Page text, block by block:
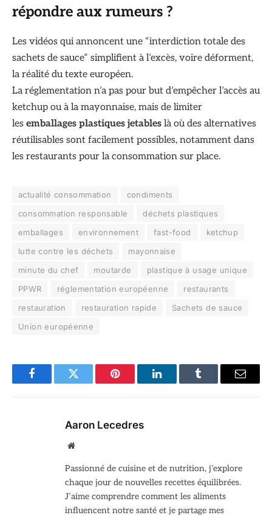
répondre aux rumeurs ?
Les vidéos qui annoncent une “interdiction totale des
sachets de sauce” simplifient à l’excès, voire déforment,
la réalité du texte européen.
La réglementation n’a pas pour but d’empêcher l’accès au
ketchup ou à la mayonnaise, mais de limiter
les emballages plastiques jetables là où des alternatives
réutilisables sont facilement possibles, notamment dans
les restaurants pour la consommation sur place.
actualité consommation
condiments
consommation responsable
déchets plastiques
emballages
environnement fast-food
ketchup
lutte contre les déchets
mayonnaise
minute du chef
moutarde
plastique à usage unique
PPWR
réglementation européenne
restaurants
restauration
restauration rapide
Sachets de sauce
Union européenne
FacebookTwitter Pinterest LinkedInTumblr Email
Aaron Lecedres
Site
Passionné de cuisine et de nutrition, j’explore
chaque jour de nouvelles recettes équilibrées.
J’aime comprendre comment les aliments
influencent notre santé et je partage mes